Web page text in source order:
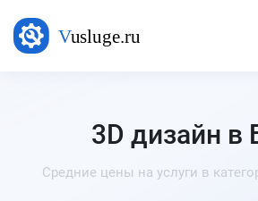
3D дизайн в
Средние цены на услуги в